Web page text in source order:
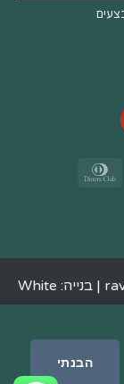
בנייה: White
הבנתי